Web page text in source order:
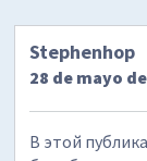
Stephenhop
28 de mayo
В этой